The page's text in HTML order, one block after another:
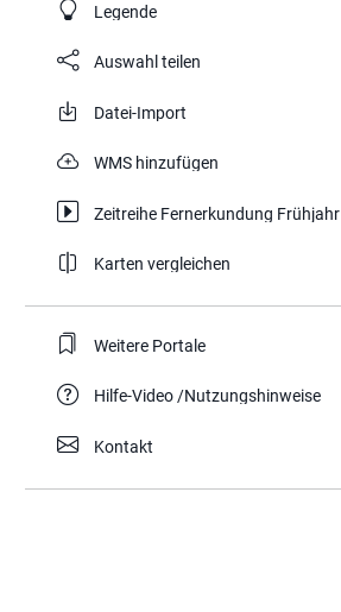
Legende
Auswahl teilen
Datei-Import
WMS hinzufügen
Zeitreihe Fernerkundung Frühjahr
Karten vergleichen
Weitere Portale
Hilfe-Video /Nutzungshinweise
Kontakt